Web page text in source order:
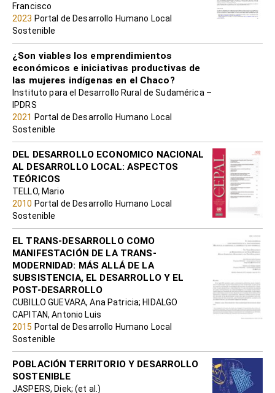
Francisco
2023 Portal de Desarrollo Humano Local
Sostenible
¿Son viables los emprendimientos
económicos e iniciativas productivas de
las mujeres indígenas en el Chaco?
Instituto para el Desarrollo Rural de Sudamérica –
IPDRS
2021 Portal de Desarrollo Humano Local
Sostenible
DEL DESARROLLO ECONOMICO NACIONAL
AL DESARROLLO LOCAL: ASPECTOS
TEÓRICOS
TELLO, Mario
2010 Portal de Desarrollo Humano Local
Sostenible
EL TRANS-DESARROLLO COMO
MANIFESTACIÓN DE LA TRANS-
MODERNIDAD: MÁS ALLÁ DE LA
SUBSISTENCIA, EL DESARROLLO Y EL
POST-DESARROLLO
CUBILLO GUEVARA, Ana Patricia; HIDALGO
CAPITAN, Antonio Luis
2015 Portal de Desarrollo Humano Local
Sostenible
POBLACIÓN TERRITORIO Y DESARROLLO
SOSTENIBLE
JASPERS, Diek; (et al.)